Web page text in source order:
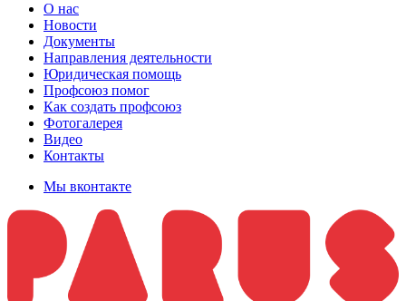
О нас
Новости
Документы
Направления деятельности
Юридическая помощь
Профсоюз помог
Как создать профсоюз
Фотогалерея
Видео
Контакты
Мы вконтакте